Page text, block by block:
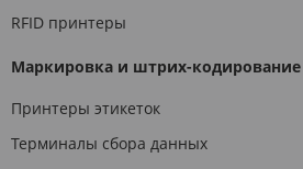
RFID принтеры
Маркировка и штрих-кодирование
Принтеры этикеток
Терминалы сбора данных